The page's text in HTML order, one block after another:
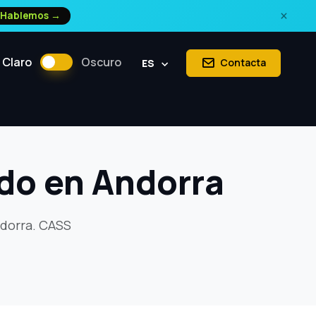
Hablemos → ×
Claro Oscuro ES Contacta
en Andorra
CASS